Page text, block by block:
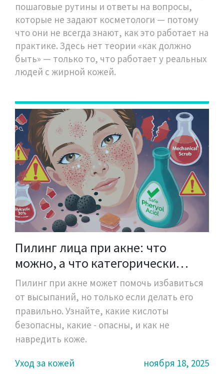
пошаговые рутины и ответы на вопросы,
которые не задают косметологи — потому
что они не всегда знают, как это работает на
практике. Здесь нет теории «как должно
быть» — только то, что работает у реальных
людей с жирной кожей.
Пилинг лица при акне: что
можно, а что категорически
нельзя
Пилинг при акне может помочь избавиться
от высыпаний, но только если делать его
правильно. Узнайте, какие кислоты
безопасны, какие - опасны, и как не
навредить коже.
Уход за кожей
ноября 18, 2025